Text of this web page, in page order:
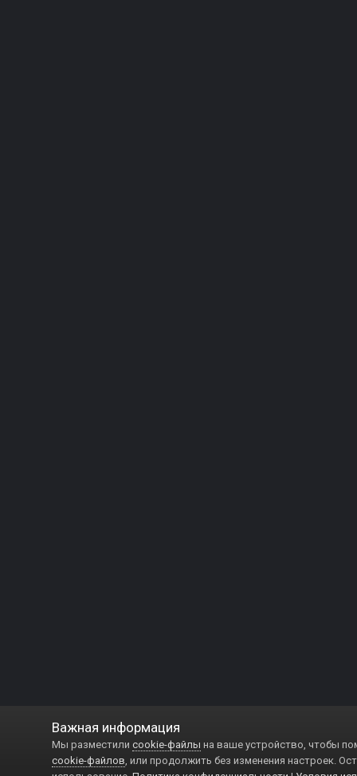
Важная информация
Мы разместили cookie-файлы на ваше устройство, чтобы
cookie-файлов, или продолжить без изменения настроек.